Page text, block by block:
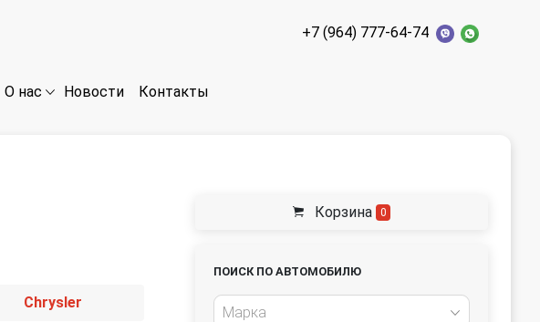
+7 (964) 777-64-74
О нас Новости Контакты
Chrysler
Корзина 0
ПОИСК ПО АВТОМОБИЛЮ
Марка